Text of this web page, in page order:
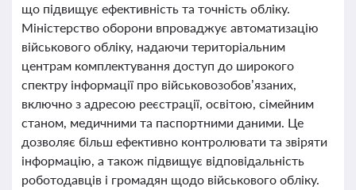
що підвищує ефективність та точність обліку.
Міністерство оборони впроваджує автоматизацію
військового обліку, надаючи територіальним
центрам комплектування доступ до широкого
спектру інформації про військовозобов’язаних,
включно з адресою реєстрації, освітою, сімейним
станом, медичними та паспортними даними. Це
дозволяє більш ефективно контролювати та звіряти
інформацію, а також підвищує відповідальність
роботодавців і громадян щодо військового обліку.